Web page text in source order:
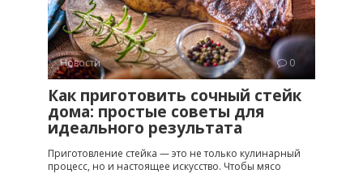
Новости 0
Как приготовить сочный стейк
дома: простые советы для
идеального результата
Приготовление стейка — это не только кулинарный
процесс, но и настоящее искусство. Чтобы мясо